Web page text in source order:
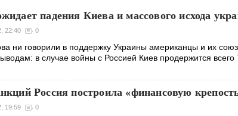
падения Киева и массового исхода
22:40 0
ни говорили в поддержку Украины американцы и их
в случае войны с Россией Киев продержится всего
Россия построила «финансовую
19:59 0